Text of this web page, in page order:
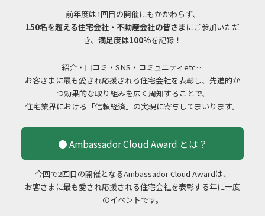
前年度は1回目の開催にもかかわらず、
150名を超える住宅会社・不動産会社の皆さま にご参加いただ
き、 満足度は100%を記録！
紹介・口コミ・SNS・コミュニティetc…
お客さまに最も愛され応援される住宅会社を表彰し、先進的か
つ効果的な取り組みを広く周知することで、
住宅業界における「信頼経済」の実現に寄与してまいります。
● Ambassador Cloud Award とは？
今回で2回目の開催となるAmbassador Cloud Awardは、
お客さまに最も愛され応援される住宅会社を表彰する年に一度
のイベントです。